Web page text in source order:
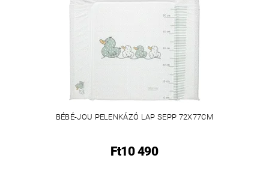
BÉBÉ-JOU PELENKÁZÓ LAP SEPP 72X77CM
Ft10 490